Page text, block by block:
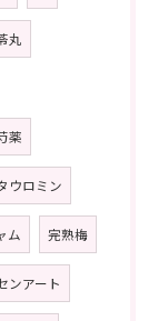
丸
薬
ウロミン
ム 完熟梅
ンアート